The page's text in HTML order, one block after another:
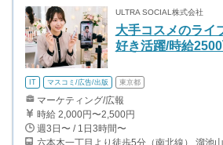
ULTRA SOCIAL株式会社
大手コスメのライ
好き活躍/時給
IT マスコミ/広告/出版 東京都
マーケティング/広報
時給 2,000円〜2,500円
週3日〜 / 1日3時間〜